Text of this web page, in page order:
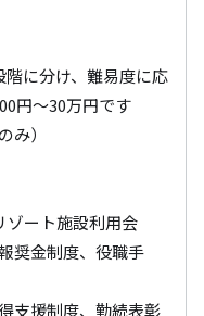
に分け、難易度に応
円～30万円です
）
ゾート施設利用会
奨金制度、役職手
支援制度、勤続表彰